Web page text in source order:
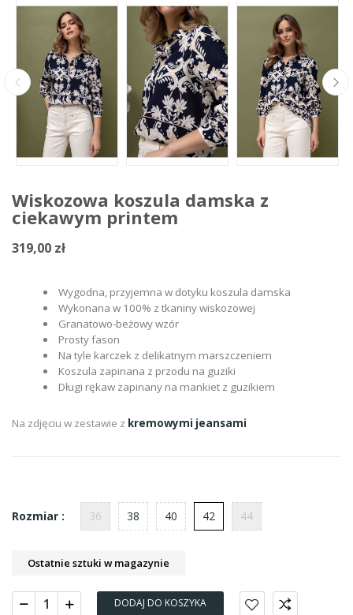
Wiskozowa koszula damska z
ciekawym printem
319,00 zł
Wygodna, przyjemna w dotyku koszula damska
Wykonana w 100% z tkaniny wiskozowej
Granatowo-beżowy wzór
Prosty fason
Na tyle karczek z delikatnym marszczeniem
Koszula zapinana z przodu na guziki
Długi rękaw zapinany na mankiet z guzikiem
Na zdjęciu w zestawie z kremowymi jeansami
Rozmiar : 36 38 40 42 44
Ostatnie sztuki w magazynie
DODAJ DO KOSZYKA